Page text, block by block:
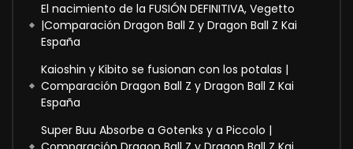
El nacimiento de la FUSIÓN DEFINITIVA, Vegetto
|Comparación Dragon Ball Z y Dragon Ball Z Kai
España
Kaioshin y Kibito se fusionan con los potalas |
Comparación Dragon Ball Z y Dragon Ball Z Kai
España
Super Buu Absorbe a Gotenks y a Piccolo |